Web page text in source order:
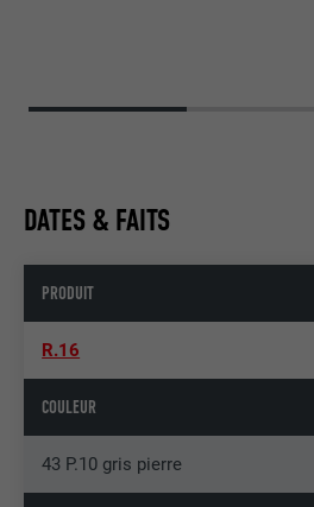
DATES & FAITS
PRODUIT
R.16
COULEUR
43 P.10 gris pierre